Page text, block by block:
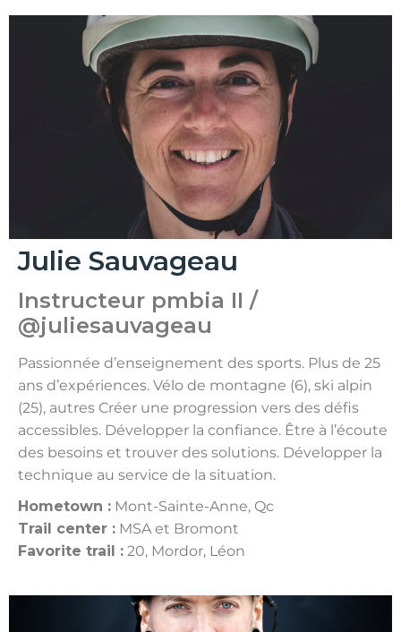
Julie Sauvageau
Instructeur pmbia II /
@juliesauvageau
Passionnée d’enseignement des sports. Plus de 25
ans d’expériences. Vélo de montagne (6), ski alpin
(25), autres Créer une progression vers des défis
accessibles. Développer la confiance. Être à l’écoute
des besoins et trouver des solutions. Développer la
technique au service de la situation.
Hometown : Mont-Sainte-Anne, Qc
Trail center : MSA et Bromont
Favorite trail : 20, Mordor, Léon